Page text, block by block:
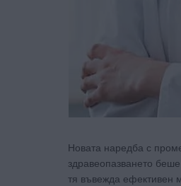
Новата наредба с
здравеопазването
тя въвежда ефективен